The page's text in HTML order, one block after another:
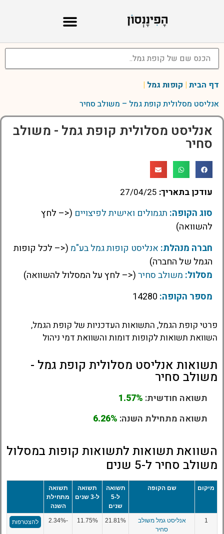
דף הבית | קופות גמל |
אנליסט מסלולית קופת גמל – משולב סחיר
אנליסט מסלולית קופת גמל - משולב
סחיר
עודכן בתאריך: 27/04/25
סוג הקופה: תגמולים ואישית לפיצויים (<– לחץ
להשוואה)
חברה מנהלת: אנליסט קופות גמל בע"מ (<– לכל קופות
הגמל של החברה)
מסלול: משולב סחיר(<– לחץ על המסלול להשוואה)
מספר הקופה:
פרטי קופת הגמל, התשואות העדכניות של קופת הגמל,
השוואת תשואות לקופות דומות והשוואת דמי ניהול
תשואות אנליסט מסלולית קופת גמל -
משולב סחיר
תשואה חודשית: 1.57%
תשואה מתחילת השנה: 6.26%
השוואת תשואות לתשואות קופות במסלול
משולב סחיר ל-5 שנים
מיקום שם הקופה
תשואה
ל-5
שנים
תשואה
ל-3 שנים
תשואה
מתחילת
השנה
1
אנליסט גמל משולב
סחיר
21.81%
11.75%
-2.34% להצטרפות